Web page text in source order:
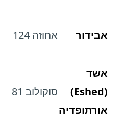
אבידור אחוזה 124
אשד
(Eshed)
אורתופדיה
סוקולוב 81